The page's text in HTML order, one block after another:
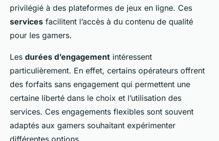
privilégié à des plateformes de jeux en ligne. Ces
services facilitent l’accès à du contenu de qualité
pour les gamers.
Les durées d’engagement intéressent
particulièrement. En effet, certains opérateurs offrent
des forfaits sans engagement qui permettent une
certaine liberté dans le choix et l’utilisation des
services. Ces engagements flexibles sont souvent
adaptés aux gamers souhaitant expérimenter